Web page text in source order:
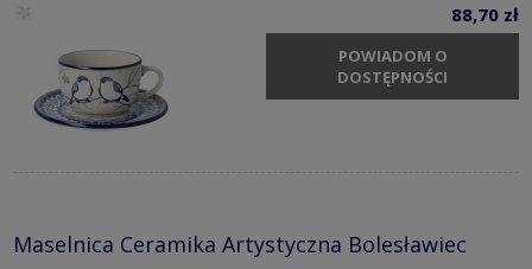
88,70 zł
POWIADOM O
DOSTĘPNOŚCI
Maselnica Ceramika Artystyczna Bolesławiec